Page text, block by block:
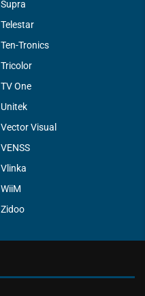
Supra
Telestar
Ten-Tronics
Tricolor
TV One
Unitek
Vector Visual
VENSS
Vlinka
WiiM
Zidoo